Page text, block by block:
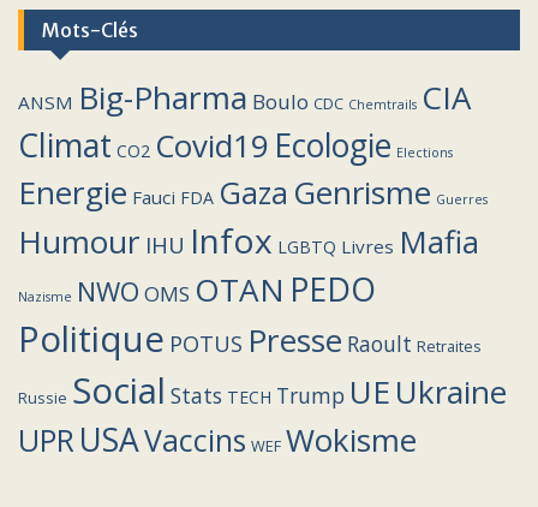
Mots-Clés
ANSM Big-Pharma Boulo CDC Chemtrails CIA
Climat CO2 Covid19 Ecologie Elections
Energie Fauci FDA Gaza Genrisme Guerres
Humour IHU Infox LGBTQ Livres Mafia
Nazisme NWO OMS OTAN PEDO
Politique POTUS Presse Raoult Retraites
Russie Social Stats TECH Trump UEUkraine
UPR USAVaccins WEF Wokisme